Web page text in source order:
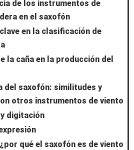
de los instrumentos de
en el saxofón
en la clasificación de
la caña en la producción del
del saxofón: similitudes y
otros instrumentos de viento
y digitación
qué el saxofón es de viento